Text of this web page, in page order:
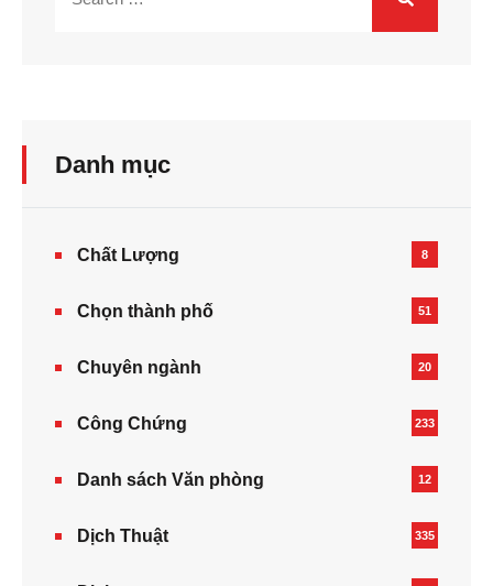
Danh mục
Chất Lượng 8
Chọn thành phố 51
Chuyên ngành 20
Công Chứng 233
Danh sách Văn phòng 12
Dịch Thuật 335